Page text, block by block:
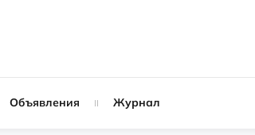
Объявления Журнал